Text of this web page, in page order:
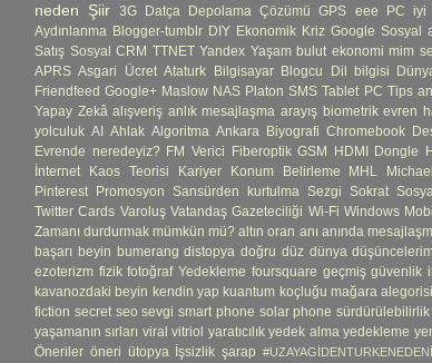
neden
Şiir 3G Datça Depolama Çözümü GPS eee PC iyi
Aydınlanma Blogger-tumblr DIY Ekonomik Kriz Google Sosyal
Satış Sosyal CRM TTNET Yandex Yaşam bulut ekonomi mim
APRS Asgari Ücret Ataturk Bilgisayar Blogcu Dil bilgisi
Friendfeed Google+ Maslow NAS Platon SMS Tablet PC Tips
Yapay Zekâ alışveriş anlık mesajlaşma arayış biometrik evren
yolculuk AI Ahlak Algoritma Ankara Biyografi Chromebook
Evrende neredeyiz? FM Verici Fiberoptik GSM HDMI Dongle
İnternet
Kaos Teorisi Kariyer Konum Belirleme MHL
Pinterest Promosyon Sansürden kurtulma Sezgi Sokrat
Twitter Cards Varoluş Vatandaş Gazeteciliği Wi-Fi Windows
Zamanı durdurmak mümkün mü? altın oran anı anında
başarı beyin bumerang distopya doğru düz dünya
ezoterizm fizik fotoğraf Yedekleme foursquare geçmiş güvenlik
kavanozdaki beyin kendin yap kuantum koçluğu mağara alegorisi
fiction secret seo sevgi smart phone solar phone sürdürülebilirlik
yaşamanın sırları viral vitriol yaratıcılık yedek alma yedekleme
Öneriler öneri ütopya İşsizlik şarap